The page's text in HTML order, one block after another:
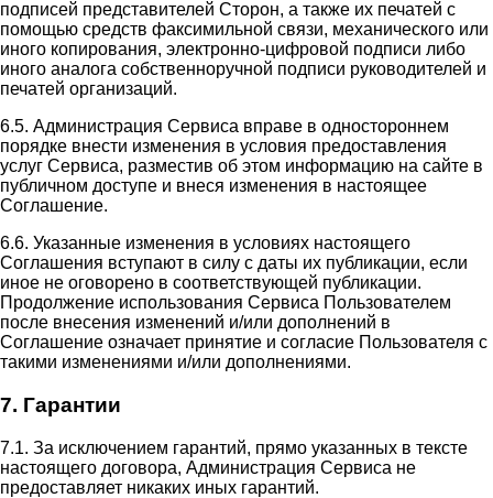
подписей представителей Сторон, а также их печатей с
помощью средств факсимильной связи, механического или
иного копирования, электронно-цифровой подписи либо
иного аналога собственноручной подписи руководителей и
печатей организаций.
6.5. Администрация Сервиса вправе в одностороннем
порядке внести изменения в условия предоставления
услуг Сервиса, разместив об этом информацию на сайте в
публичном доступе и внеся изменения в настоящее
Соглашение.
6.6. Указанные изменения в условиях настоящего
Соглашения вступают в силу с даты их публикации, если
иное не оговорено в соответствующей публикации.
Продолжение использования Сервиса Пользователем
после внесения изменений и/или дополнений в
Соглашение означает принятие и согласие Пользователя с
такими изменениями и/или дополнениями.
7. Гарантии
7.1. За исключением гарантий, прямо указанных в тексте
настоящего договора, Администрация Сервиса не
предоставляет никаких иных гарантий.